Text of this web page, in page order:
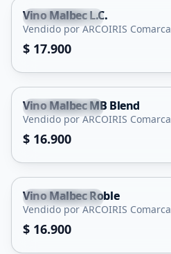
San Francisco
Vino Malbec L.C.
Vendido por ARCOIRIS Comarca
$ 17.900
San Francisco
Vino Malbec MB Blend
Vendido por ARCOIRIS Comarca
$ 16.900
San Francisco
Vino Malbec Roble
Vendido por ARCOIRIS Comarca
$ 16.900